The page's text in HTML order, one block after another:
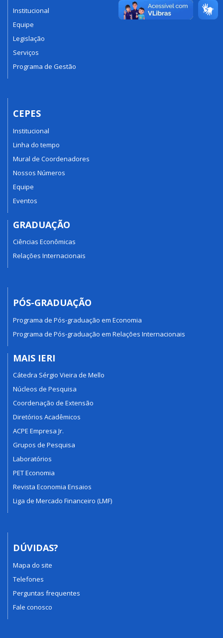
Institucional
Equipe
Legislação
Serviços
Programa de Gestão
CEPES
Institucional
Linha do tempo
Mural de Coordenadores
Nossos Números
Equipe
Eventos
GRADUAÇÃO
Ciências Econômicas
Relações Internacionais
PÓS-GRADUAÇÃO
Programa de Pós-graduação em Economia
Programa de Pós-graduação em Relações Internacionais
MAIS IERI
Cátedra Sérgio Vieira de Mello
Núcleos de Pesquisa
Coordenação de Extensão
Diretórios Acadêmicos
ACPE Empresa Jr.
Grupos de Pesquisa
Laboratórios
PET Economia
Revista Economia Ensaios
Liga de Mercado Financeiro (LMF)
DÚVIDAS?
Mapa do site
Telefones
Perguntas frequentes
Fale conosco